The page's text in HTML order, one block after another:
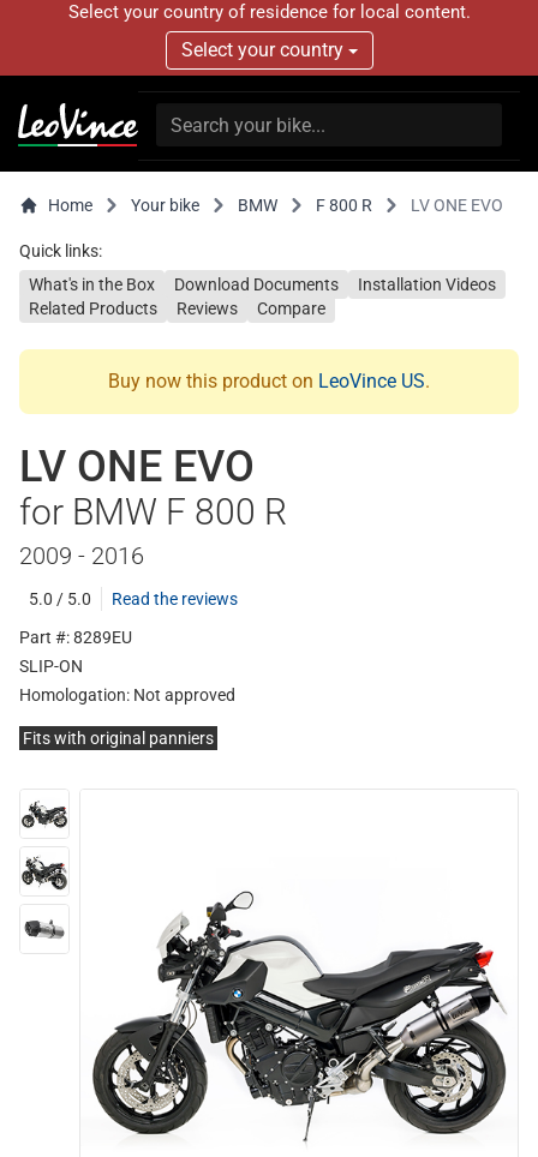
Select your country of residence for local content.
Select your country
Home Your bike BMW F 800 R LV ONE EVO
Quick links:
What's in the Box
Download Documents
Installation Videos
Related Products
Reviews Compare
Buy now this product on LeoVince US.
LV ONE EVO
for BMW F 800 R
2009 - 2016
5.0 / 5.0
Read the reviews
Part #: 8289EU
SLIP-ON
Homologation: Not approved
Fits with original panniers